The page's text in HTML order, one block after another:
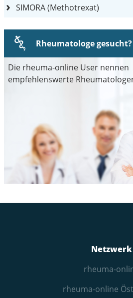
SIMORA (Methotrexat)
Rheumatologe gesucht?
Die rheuma-online User nennen
empfehlenswerte
Netzwerk
rheuma-
rheuma-online